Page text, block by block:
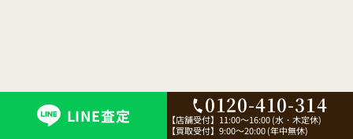
LINE査定 0120-410-314
【店舗受付】 11:00～16:00 (水・木定休)
【買取受付】9:00～20:00 (年中無休)